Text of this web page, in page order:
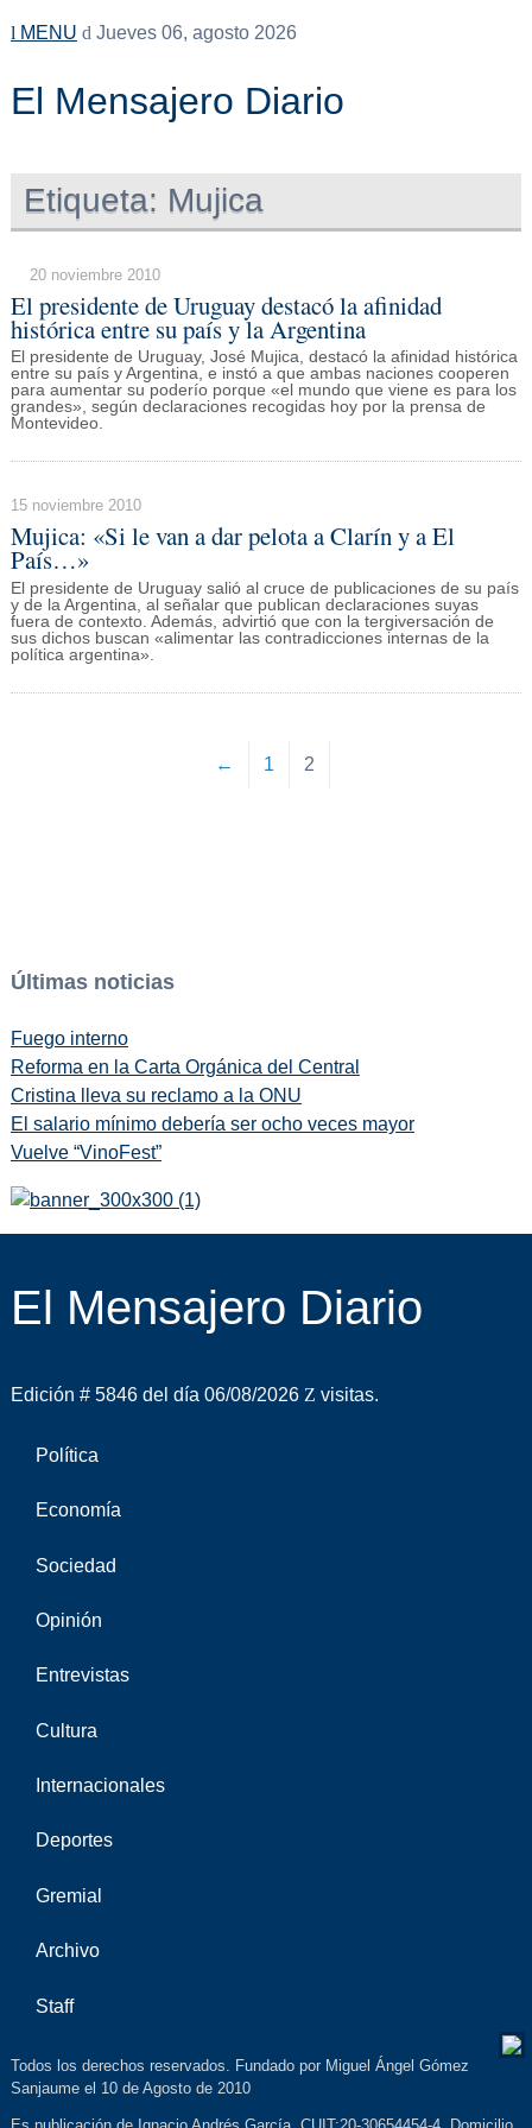
MENU Jueves 06, agosto 2026
El Mensajero Diario
Etiqueta: Mujica
20 noviembre 2010
El presidente de Uruguay destacó la afinidad
histórica entre su país y la Argentina
El presidente de Uruguay, José Mujica, destacó la afinidad histórica
entre su país y Argentina, e instó a que ambas naciones cooperen
para aumentar su poderío porque «el mundo que viene es para los
grandes», según declaraciones recogidas hoy por la prensa de
Montevideo.
15 noviembre 2010
Mujica: «Si le van a dar pelota a Clarín y a El
País…»
El presidente de Uruguay salió al cruce de publicaciones de su país
y de la Argentina, al señalar que publican declaraciones suyas
fuera de contexto. Además, advirtió que con la tergiversación de
sus dichos buscan «alimentar las contradicciones internas de la
política argentina».
← 1 2
Últimas noticias
Fuego interno
Reforma en la Carta Orgánica del Central
Cristina lleva su reclamo a la ONU
El salario mínimo debería ser ocho veces mayor
Vuelve “VinoFest”
El Mensajero Diario
Edición # 5846 del día 06/08/2026 visitas.
Política
Economía
Sociedad
Opinión
Entrevistas
Cultura
Internacionales
Deportes
Gremial
Archivo
Staff
Todos los derechos reservados. Fundado por Miguel Ángel Gómez
Sanjaume el 10 de Agosto de 2010